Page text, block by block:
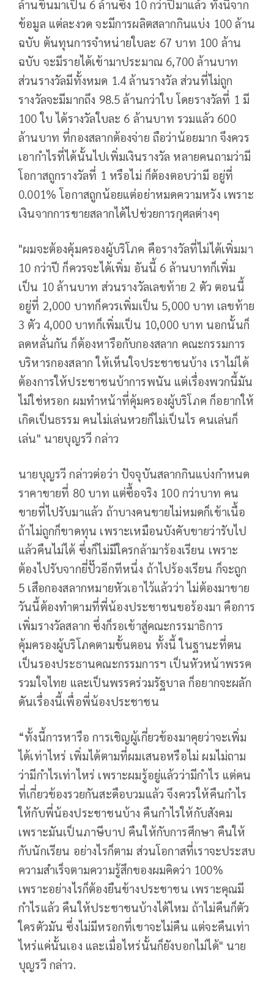
ล้านขึ้นมาเป็น 6 ล้านซึ่ง 10 กว่าปีมาแล้ว ทั้งนี้จาก
ข้อมูล แต่ละงวด จะมีการผลิตสลากกินแบ่ง 100 ล้าน
ฉบับ ต้นทุนการจำหน่ายใบละ 67 บาท 100 ล้าน
ฉบับ จะมีรายได้เข้ามาประมาณ 6,700 ล้านบาท
ส่วนรางวัลมีทั้งหมด 1.4 ล้านรางวัล ส่วนที่ไม่ถูก
รางวัลจะมีมากถึง 98.5 ล้านกว่าใบ โดยรางวัลที่ 1 มี
100 ใบ ได้รางวัลใบละ 6 ล้านบาท รวมแล้ว 600
ล้านบาท ที่กองสลากต้องจ่าย ถือว่าน้อยมาก จึงควร
เอากำไรที่ได้นั้นไปเพิ่มเงินรางวัล หลายคนถามว่ามี
โอกาสถูกรางวัลที่ 1 หรือไม่ ก็ต้องตอบว่ามี อยู่ที่
0.001% โอกาสถูกน้อยแต่อย่าหมดความหวัง เพราะ
เงินจากการขายสลากได้ไปช่วยการกุศลต่างๆ
"ผมจะต้องคุ้มครองผู้บริโภค คือรางวัลที่ไม่ได้เพิ่มมา
10 กว่าปี ก็ควรจะได้เพิ่ม อันนี้ 6 ล้านบาทก็เพิ่ม
เป็น 10 ล้านบาท ส่วนรางวัลเลขท้าย 2 ตัว ตอนนี้
อยู่ที่ 2,000 บาทก็ควรเพิ่มเป็น 5,000 บาท เลขท้าย
3 ตัว 4,000 บาทก็เพิ่มเป็น 10,000 บาท นอกนั้นก็
ลดหลั่นกัน ก็ต้องหารือกับกองสลาก คณะกรรมการ
บริหารกองสลาก ให้เห็นใจประชาชนบ้าง เราไม่ได้
ต้องการให้ประชาชนบ้าการพนัน แต่เรื่องพวกนี้มัน
ไม่ใช่หรอก ผมทำหน้าที่คุ้มครองผู้บริโภค ก็อยากให้
เกิดเป็นธรรม คนไม่เล่นหวยก็ไม่เป็นไร คนเล่นก็
เล่น" นายบุญรวี กล่าว
นายบุญรวี กล่าวต่อว่า ปัจจุบันสลากกินแบ่งกำหนด
ราคาขายที่ 80 บาท แต่ซื้อจริง 100 กว่าบาท คน
ขายที่ไปรับมาแล้ว ถ้าบางคนขายไม่หมดก็เข้าเนื้อ
ถ้าไม่ถูกก็ขาดทุน เพราะเหมือนบังคับขายว่ารับไป
แล้วคืนไม่ได้ ซึ่งก็ไม่มีใครกล้ามาร้องเรียน เพราะ
ต้องไปรับจากยี่ปั๊วอีกทีหนึ่ง ถ้าไปร้องเรียน ก็จะถูก
5 เสือกองสลากหมายหัวเอาไว้แล้วว่า ไม่ต้องมาขาย
วันนี้ต้องทำตามที่พี่น้องประชาชนขอร้องมา คือการ
เพิ่มรางวัลสลาก ซึ่งก็รอเข้าสู่คณะกรรมาธิการ
คุ้มครองผู้บริโภคตามขั้นตอน ทั้งนี้ ในฐานะที่ตน
เป็นรองประธานคณะกรรมการฯ เป็นหัวหน้าพรรค
รวมใจไทย และเป็นพรรคร่วมรัฐบาล ก็อยากจะผลัก
ดันเรื่องนี้เพื่อพี่น้องประชาชน
“ทั้งนี้การหารือ การเชิญผู้เกี่ยวข้องมาคุยว่าจะเพิ่ม
ได้เท่าไหร่ เพิ่มได้ตามที่ผมเสนอหรือไม่ ผมไม่ถาม
ว่ามีกำไรเท่าไหร่ เพราะผมรู้อยู่แล้วว่ามีกำไร แต่คน
ที่เกี่ยวข้องรวยกันสะดือบวมแล้ว จึงควรให้คืนกำไร
ให้กับพี่น้องประชาชนบ้าง คืนกำไรให้กับสังคม
เพราะมันเป็นภาษีบาป คืนให้กับการศึกษา คืนให้
กับนักเรียน อย่างไรก็ตาม ส่วนโอกาสที่เราจะประสบ
ความสำเร็จตามความรู้สึกของผมคิดว่า 100%
เพราะอย่างไรก็ต้องยืนข้างประชาชน เพราะคุณมี
กำไรแล้ว คืนให้ประชาชนบ้างได้ไหม ถ้าไม่คืนก็ตัว
ใครตัวมัน ซึ่งไม่มีหรอกที่เขาจะไม่คืน แต่จะคืนเท่า
ไหร่แค่นั้นเอง และเมื่อไหร่นั้นก็ยังบอกไม่ได้" นาย
บุญรวี กล่าว.